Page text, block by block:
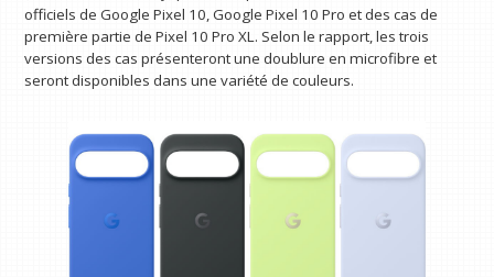
officiels de Google Pixel 10, Google Pixel 10 Pro et des cas de
première partie de Pixel 10 Pro XL. Selon le rapport, les trois
versions des cas présenteront une doublure en microfibre et
seront disponibles dans une variété de couleurs.